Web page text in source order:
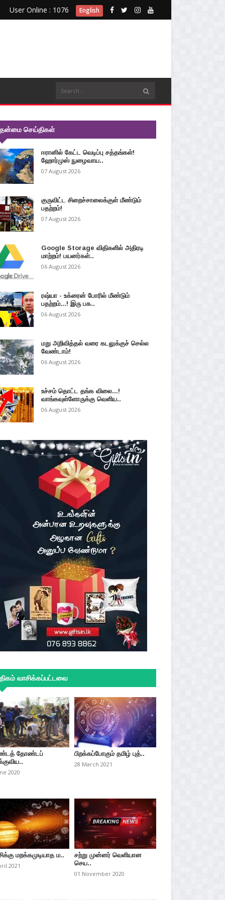
User Online : 1076 English
செய்திகள்
ஈரானில் கேட்ட வெடிப்பு சத்தங்கள்!
ஹோர்முஸ் நுழைவாய..
07 August 2026
குருவிட்ட சிறைச்சாலைக்குள் மீண்டும்
பதற்றம்!
07 August 2026
Google Storage விதிகளில் அதிரடி
மாற்றம்! பயனர்கள்..
06 August 2026
ரஷ்யா - உக்ரைன் போரில் மீண்டும்
பதற்றம்...! இரு பக..
06 August 2026
மறு அறிவித்தல் வரை கடலுக்குச் செல்ல
வேண்டாம்!
06 August 2026
உச்சம் தொட்ட தங்க விலை...!
வாங்கவுள்ளோருக்கு வெளிய..
06 August 2026
வாசிக்கப்பட்டவை
தோண்டப்
2020
பிறக்கப்போகும் தமிழ் புத்..
28 March 2021
மறக்கமுடியாத ம..
2021
சற்று முன்னர் வெளியான
செய..
01 November 2020